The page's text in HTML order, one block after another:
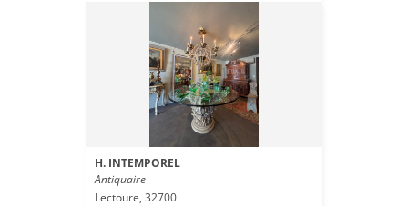
H. INTEMPOREL
Antiquaire
Lectoure, 32700